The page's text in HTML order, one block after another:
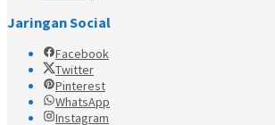
Jaringan Social
Facebook
Twitter
Pinterest
WhatsApp
Instagram